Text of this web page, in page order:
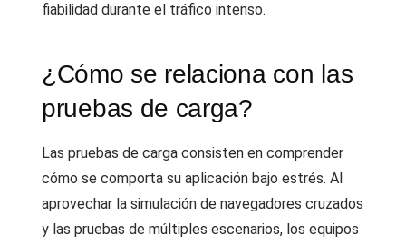
fiabilidad durante el tráfico intenso.
¿Cómo se relaciona con las
pruebas de carga?
Las pruebas de carga consisten en comprender
cómo se comporta su aplicación bajo estrés. Al
aprovechar la simulación de navegadores cruzados
y las pruebas de múltiples escenarios, los equipos